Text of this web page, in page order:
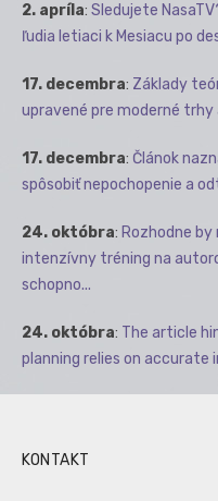
2. apríla: Sledujete
ľudia letiaci k Mesiacu po
17. decembra: Základy
upravené pre moderné trhy
17. decembra: Článok
spôsobiť nepochopenie a
24. októbra: Rozhodne
intenzívny tréning na
schopno...
24. októbra: The article
planning relies on accurate
KONTAKT